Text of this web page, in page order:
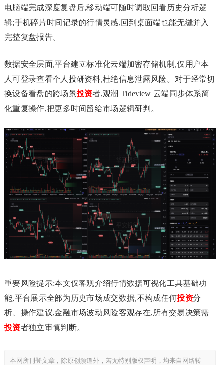
电脑端完成深度复盘后,移动端可随时调取回看历史分析逻
辑;手机碎片时间记录的行情灵感,回到桌面端也能无缝并入
完整复盘报告。
数据安全层面,平台建立标准化云端加密存储机制,仅用户本
人可登录查看个人投研资料,杜绝信息泄露风险。对于经常切
换设备看盘的跨场景投资者,观潮 Tideview 云端同步体系简
化重复操作,把更多时间留给市场逻辑研判。
重要风险提示:本文仅客观介绍行情数据可视化工具基础功
能,平台展示全部为历史市场成交数据,不构成任何投资分
析、操作建议,金融市场波动风险客观存在,所有交易决策需
投资者独立审慎判断。
本网所刊登文章，除原创频道外，若无特别版权声明，均来自网络转